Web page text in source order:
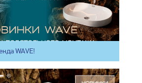
WAVE!